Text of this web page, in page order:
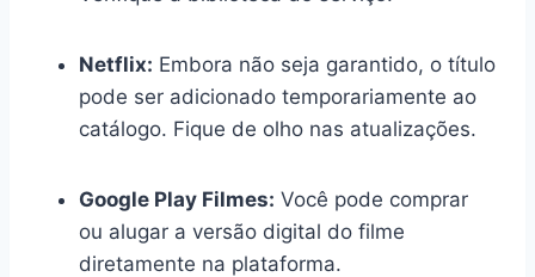
Netflix: Embora não seja garantido, o título
pode ser adicionado temporariamente ao
catálogo. Fique de olho nas atualizações.
Google Play Filmes: Você pode comprar
ou alugar a versão digital do filme
diretamente na plataforma.